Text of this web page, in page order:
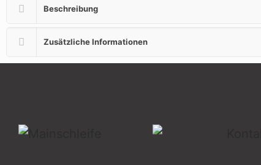
Beschreibung
Zusätzliche Informationen